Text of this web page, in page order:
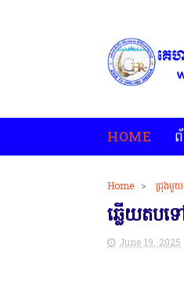
HOME
Home > ជ្រុងមួ
ឆ្លើយតប
June 19, 2025